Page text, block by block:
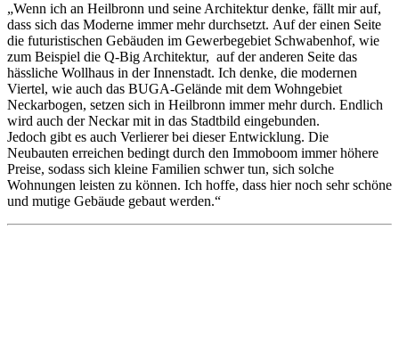
„Wenn ich an Heilbronn und seine Architektur denke, fällt mir auf,
dass sich das Moderne immer mehr durchsetzt. Auf der einen Seite
die futuristischen Gebäuden im Gewerbegebiet Schwabenhof, wie
zum Beispiel die Q-Big Architektur, auf der anderen Seite das
hässliche Wollhaus in der Innenstadt. Ich denke, die modernen
Viertel, wie auch das BUGA-Gelände mit dem Wohngebiet
Neckarbogen, setzen sich in Heilbronn immer mehr durch. Endlich
wird auch der Neckar mit in das Stadtbild eingebunden.
Jedoch gibt es auch Verlierer bei dieser Entwicklung. Die
Neubauten erreichen bedingt durch den Immoboom immer höhere
Preise, sodass sich kleine Familien schwer tun, sich solche
Wohnungen leisten zu können. Ich hoffe, dass hier noch sehr schöne
und mutige Gebäude gebaut werden.“